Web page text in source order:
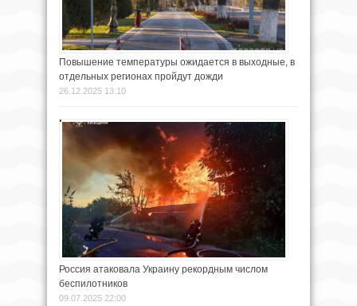
Повышение температуры ожидается в выходные, в
отдельных регионах пройдут дожди
26.12.2025 13:10
Россия атаковала Украину рекордным числом
беспилотников
09.07.2025 22:00